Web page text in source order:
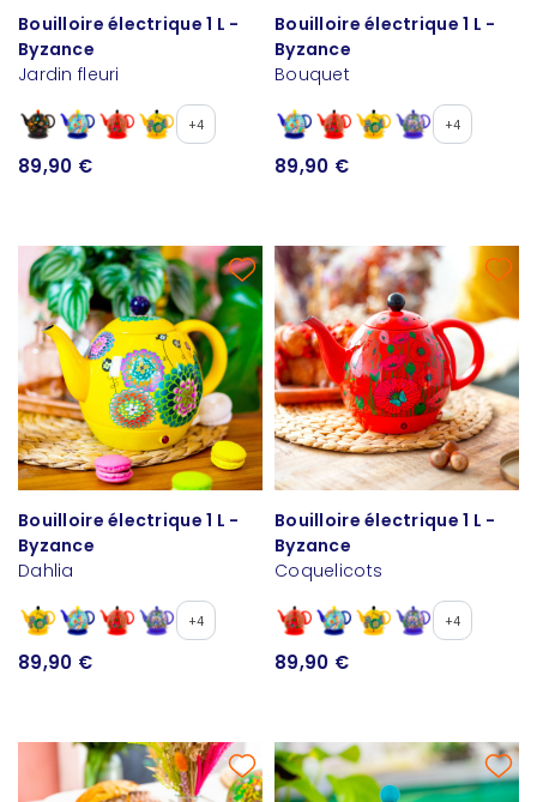
Bouilloire électrique 1 L -
Byzance
Jardin fleuri
+4
89,90 €
Bouilloire électrique 1 L -
Byzance
Bouquet
+4
89,90 €
Bouilloire électrique 1 L -
Byzance
Dahlia
+4
89,90 €
Bouilloire électrique 1 L -
Byzance
Coquelicots
+4
89,90 €